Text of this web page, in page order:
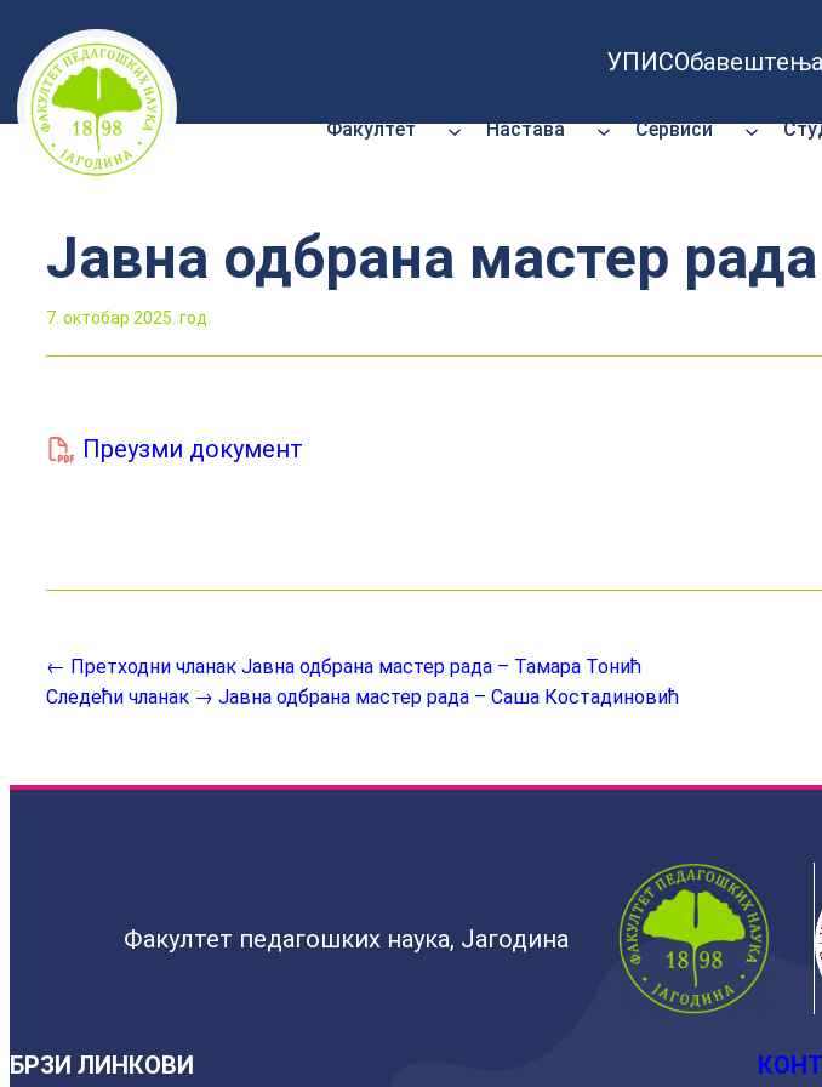
Скочи
на
садржај
УПИСОбавештења
Факултет Настава Сервиси
Јавна одбрана мастер
7. октобар 2025. год.
Преузми документ
← Претходни чланак Јавна одбрана мастер рада – Тамара Тонић
Следећи чланак → Јавна одбрана мастер рада – Саша Костадиновић
Факултет педагошких наука, Јагодина
БРЗИ ЛИНКОВИ